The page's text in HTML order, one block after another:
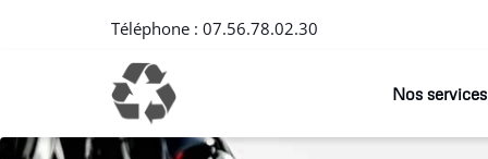
Téléphone : 07.56.78.02.30
Nos services